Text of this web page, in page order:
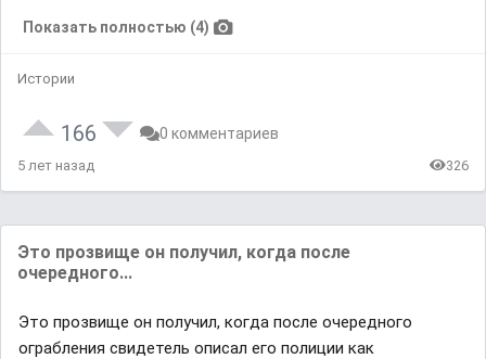
Показать полностью (4)
Истории
166 0 комментариев
5 лет назад 326
Это прозвище он получил, когда после
очередного...
Это прозвище он получил, когда после очередного
ограбления свидетель описал его полиции как